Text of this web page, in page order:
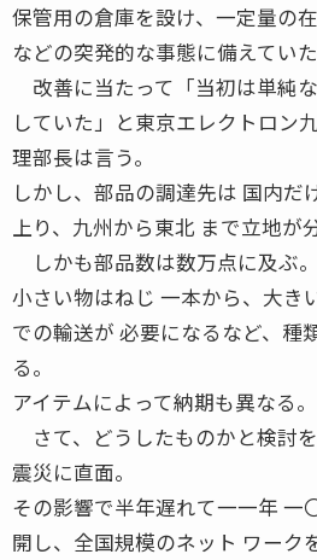
保管用の倉庫を設け、一定量の
などの突発的な事態に備えていた
改善に当たって「当初は単純
していた」と東京エレクトロン
理部長は言う。
しかし、部品の調達先は 国内だ
上り、九州から東北 まで立地が
しかも部品数は数万点に及ぶ。
小さい物はねじ 一本から、大き
での輸送が 必要になるなど、種
る。
アイテムによって納期も異なる。
さて、どうしたものかと検討
震災に直面。
その影響で半年遅れて一一年 一
開し、全国規模のネット ワーク